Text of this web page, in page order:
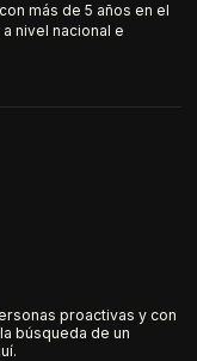
más de 5 años en el
nivel nacional e
proactivas y con
búsqueda de un